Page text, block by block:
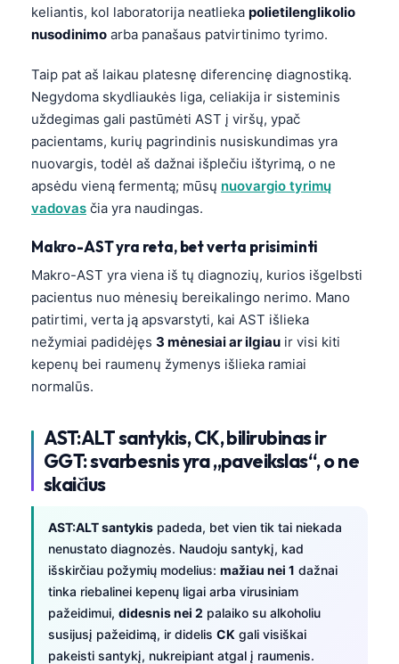
keliantis, kol laboratorija neatlieka polietilenglikolio
nusodinimo arba panašaus patvirtinimo tyrimo.
Taip pat aš laikau platesnę diferencinę diagnostiką.
Negydoma skydliaukės liga, celiakija ir sisteminis
uždegimas gali pastūmėti AST į viršų, ypač
pacientams, kurių pagrindinis nusiskundimas yra
nuovargis, todėl aš dažnai išplečiu ištyrimą, o ne
apsėdu vieną fermentą; mūsų nuovargio tyrimų
vadovas čia yra naudingas.
Makro-AST yra reta, bet verta prisiminti
Makro-AST yra viena iš tų diagnozių, kurios išgelbsti
pacientus nuo mėnesių bereikalingo nerimo. Mano
patirtimi, verta ją apsvarstyti, kai AST išlieka
nežymiai padidėjęs 3 mėnesiai ar ilgiau ir visi kiti
kepenų bei raumenų žymenys išlieka ramiai
normalūs.
AST:ALT santykis, CK, bilirubinas ir
GGT: svarbesnis yra „paveikslas“, o ne
skaičius
AST:ALT santykis padeda, bet vien tik tai niekada
nenustato diagnozės. Naudoju santykį, kad
išskirčiau požymių modelius: mažiau nei 1 dažnai
tinka riebalinei kepenų ligai arba virusiniam
pažeidimui, didesnis nei 2 palaiko su alkoholiu
susijusį pažeidimą, ir didelis CK gali visiškai
pakeisti santykį, nukreipiant atgal į raumenis.